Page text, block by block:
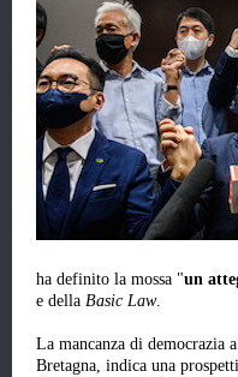
ha definito la mossa "un
e della Basic Law.
La mancanza di democrazia
Bretagna, indica una